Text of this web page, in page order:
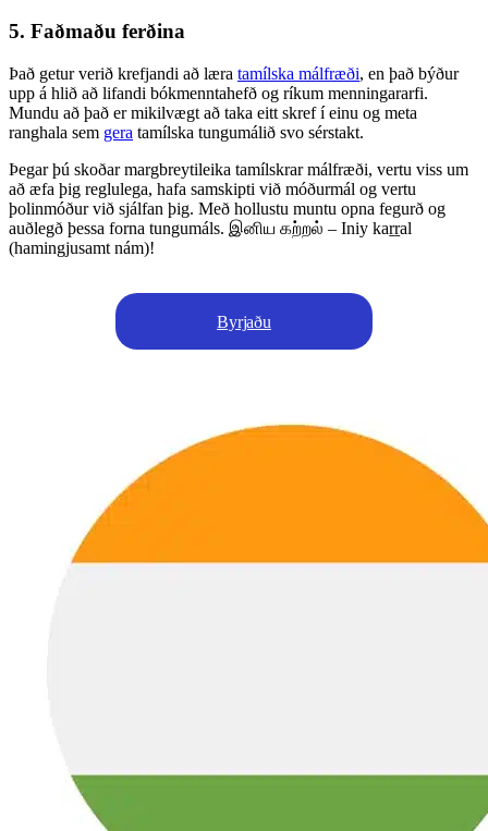
5. Faðmaðu ferðina
Það getur verið krefjandi að læra tamílska málfræði, en það býður
upp á hlið að lifandi bókmenntahefð og ríkum menningararfi.
Mundu að það er mikilvægt að taka eitt skref í einu og meta
ranghala sem gera tamílska tungumálið svo sérstakt.
Þegar þú skoðar margbreytileika tamílskrar málfræði, vertu viss um
að æfa þig reglulega, hafa samskipti við móðurmál og vertu
þolinmóður við sjálfan þig. Með hollustu muntu opna fegurð og
auðlegð þessa forna tungumáls. இனிய கற்றல் – Iniy kaṟṟal
(hamingjusamt nám)!
Byrjaðu